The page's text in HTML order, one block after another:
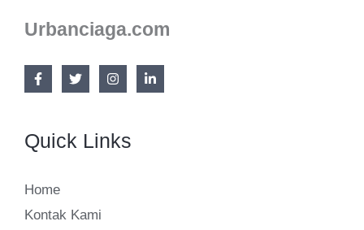
Besar
Urbanciaga.com
Quick Links
Home
Kontak Kami